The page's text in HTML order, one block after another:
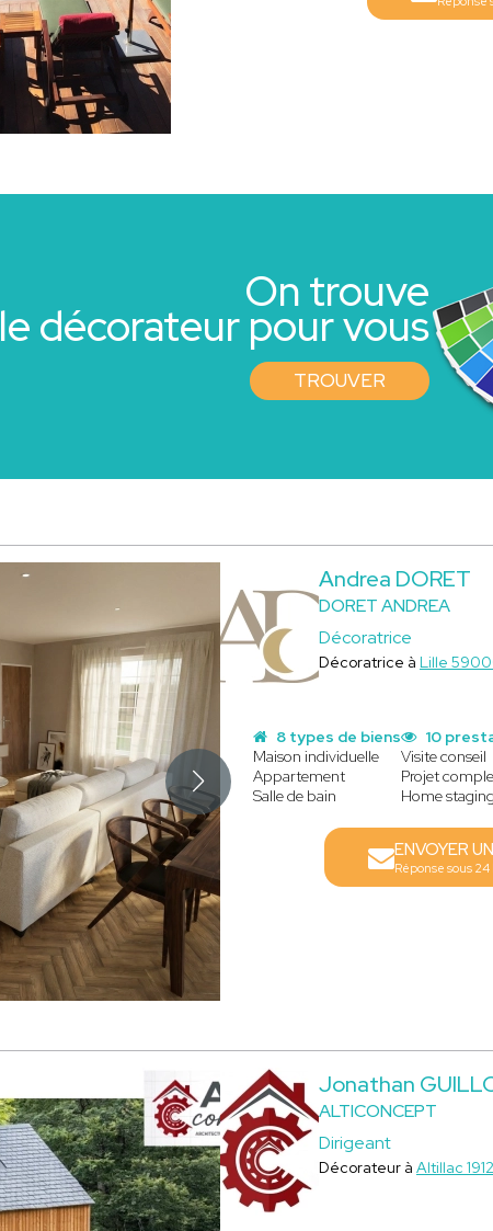
On trouve
le décorateur pour vous
TROUVER
Andrea DORET
DORET ANDREA
Décoratrice
Décoratrice à Lille
8 types de biens
Maison individuelle
Appartement
Salle de bain
10
Visite conseil
Projet
Home staging
ENVOYER
Réponse sous
Jonathan
ALTICONCEPT
Dirigeant
Décorateur à Altillac